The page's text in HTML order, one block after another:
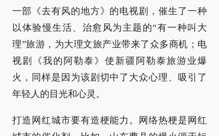
一部《去有风的地方》的电视剧，催生了一种
以体验慢生活、治愈风为主题的“有一种叫大
理”旅游，为大理文旅产业带来了众多商机；电
视剧《我的阿勒泰》使新疆阿勒泰旅游业爆
火，同样是因为该剧切中了大众心理、吸引了
年轻人的目光和心灵。
打造网红城市要有造梗能力。网络热梗是网红